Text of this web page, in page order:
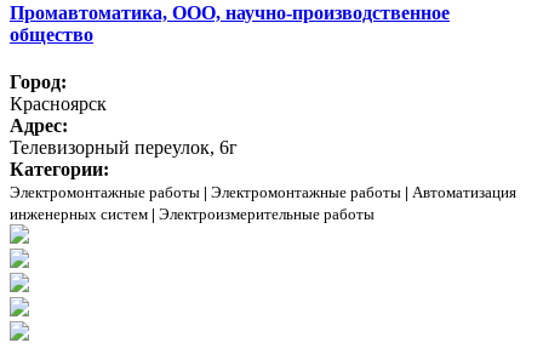
Промавтоматика, ООО, научно-производственное
общество
Город:
Красноярск
Адрес:
Телевизорный переулок, 6г
Категории:
Электромонтажные работы | Электромонтажные работы | Автоматизация
инженерных систем | Электроизмерительные работы